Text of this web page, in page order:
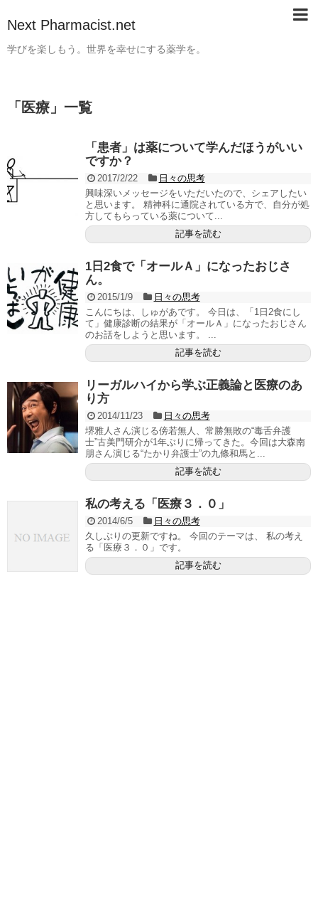
Next Pharmacist.net
学びを楽しもう。世界を幸せにする薬学を。
「 医療 」 一覧
「患者」は薬について学んだほうがいい
ですか？
2017/2/22
日々の思考
興味深いメッセージをいただいたので、シェアしたい
と思います。 精神科に通院されている方で、自分が処
方してもらっている薬について...
記事を読む
1日2食で「オールＡ」になったおじさ
ん。
2015/1/9
日々の思考
こんにちは、しゅがあです。 今日は、「1日2食にし
て」健康診断の結果が「オールＡ」になったおじさん
のお話をしようと思います。 ...
記事を読む
リーガルハイから学ぶ正義論と医療のあ
り方
2014/11/23
日々の思考
堺雅人さん演じる傍若無人、常勝無敗の“毒舌弁護
士”古美門研介が1年ぶりに帰ってきた。今回は大森南
朋さん演じる“たかり弁護士”の九條和馬と...
記事を読む
私の考える「医療３．０」
2014/6/5
日々の思考
久しぶりの更新ですね。 今回のテーマは、 私の考え
る「医療３．０」です。
記事を読む